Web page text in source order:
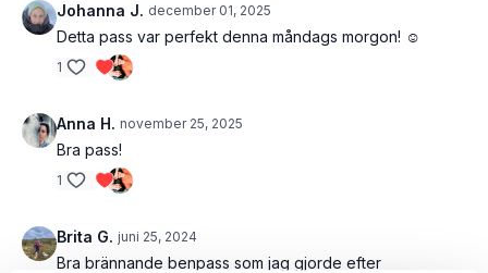
Johanna J. december 01, 2025
Detta pass var perfekt denna måndags morgon! ☺️
1
Anna H. november 25, 2025
Bra pass!
1
Brita G. juni 25, 2024
Bra brännande benpass som jag gjorde efter